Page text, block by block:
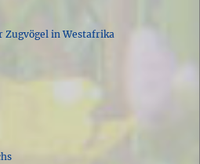
Zugvögel in Westafrika